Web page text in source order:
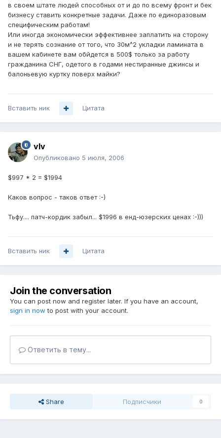
в своем штате людей способных от и до по всему фронт и бек
бизнесу ставить конкретные задачи. Даже по единоразовым
специфическим работам!
Или иногда экономически эффективнее заплатить на сторону
и не терять сознание от того, что 30м^2 укладки ламината в
вашем кабинете вам обйдется в 500$ только за работу
гражданина СНГ, одетого в годами нестиранные джинсы и
балоньевую куртку поверх майки?
Вставить ник Цитата
vIv
Опубликовано 5 июля, 2006
$997 * 2 = $1994
Каков вопрос - таков ответ :-)
Тьфу.... патч-кордик забыл... $1996 в енд-юзерских ценах :-)))
Вставить ник Цитата
Join the conversation
You can post now and register later. If you have an account,
sign in now to post with your account.
Ответить в тему...
Share Подписчики 0